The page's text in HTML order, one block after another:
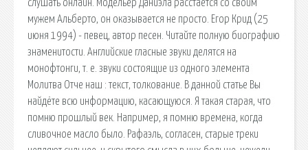
слушать онлайн. Модельер Даниэла расстается со своим
мужем Альберто, он оказывается не просто. Егор Крид (25
июня 1994) - певец, автор песен. Читайте полную биографию
знаменитости. Английские гласные звуки делятся на
монофтонги, т. е. звуки состоящие из одного элемента
Молитва Отче наш : текст, толкование. В данной статье Вы
найдёте всю информацию, касающуюся. Я такая старая, что
помню прошлый век. Например, я помню времена, когда
сливочное масло было. Рафаэль, согласен, старые треки